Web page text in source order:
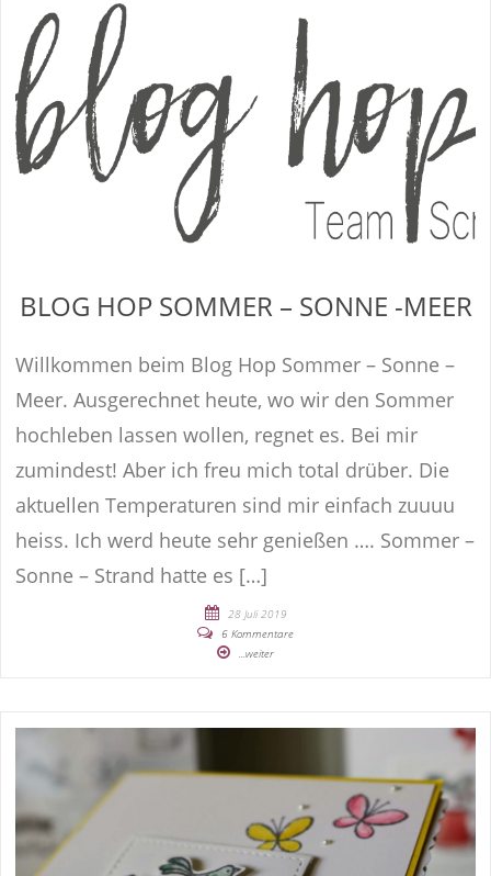
BLOG HOP SOMMER – SONNE -MEER
Willkommen beim Blog Hop Sommer – Sonne –
Meer. Ausgerechnet heute, wo wir den Sommer
hochleben lassen wollen, regnet es. Bei mir
zumindest! Aber ich freu mich total drüber. Die
aktuellen Temperaturen sind mir einfach zuuuu
heiss. Ich werd heute sehr genießen …. Sommer –
Sonne – Strand hatte es […]
28 Juli 2019
6 Kommentare
...weiter